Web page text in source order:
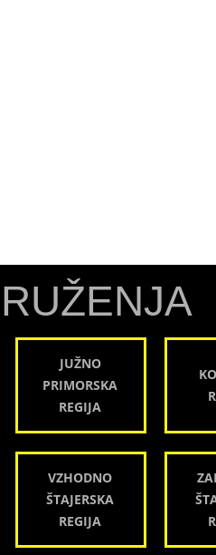
JUŽNO
PRIMORSKA
REGIJA
VZHODNO
ŠTAJERSKA
REGIJA